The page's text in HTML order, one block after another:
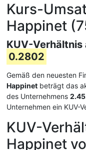
Kurs-
Happinet
KUV-Verhältnis
0.2802
Gemäß den neuesten
Happinet beträgt das
des Unternehmens 2.45
Unternehmen ein KUV-
KUV-
Happinet